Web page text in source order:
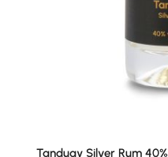
Tanduay Silver Rum